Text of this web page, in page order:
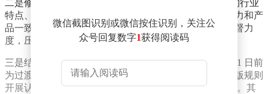
二是修订发布新版 CCC 认证实施规则，紧密结合产品的行业
特点、安全特性和工艺流程，细化生产企业质量保证能力和产
品一致性管控要求，对企业实施分类监管，加大证后监督力
度，压紧压实认证活动各相关方主体责任。
三是结合强制性国家标准实施日期，明确 2027 年 3 月 31 日前
为过渡期，认证机构可根据企业意愿，依据新版或者旧版规则
开展认证；2027 年 4 月 1 日起，必须全面执行新版规则。其
微信截图识别或微信按住识别，关注公
众号回复数字1获得阅读码